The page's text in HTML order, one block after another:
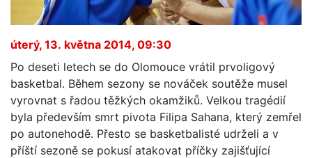
úterý, 13. května 2014, 09:30
Po deseti letech se do Olomouce vrátil prvoligový
basketbal. Během sezony se nováček soutěže musel
vyrovnat s řadou těžkých okamžiků. Velkou tragédií
byla především smrt pivota Filipa Sahana, který zemřel
po autonehodě. Přesto se basketbalisté udrželi a v
příští sezoně se pokusí atakovat příčky zajišťující